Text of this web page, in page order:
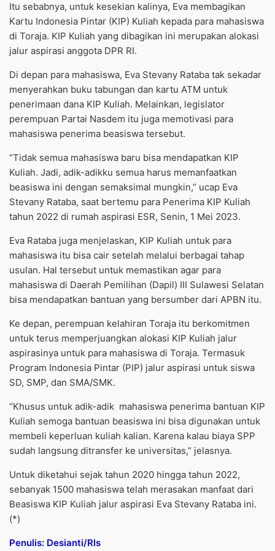
Itu sebabnya, untuk kesekian kalinya, Eva membagikan
Kartu Indonesia Pintar (KIP) Kuliah kepada para mahasiswa
di Toraja. KIP Kuliah yang dibagikan ini merupakan alokasi
jalur aspirasi anggota DPR RI.
Di depan para mahasiswa, Eva Stevany Rataba tak sekadar
menyerahkan buku tabungan dan kartu ATM untuk
penerimaan dana KIP Kuliah. Melainkan, legislator
perempuan Partai Nasdem itu juga memotivasi para
mahasiswa penerima beasiswa tersebut.
“Tidak semua mahasiswa baru bisa mendapatkan KIP
Kuliah. Jadi, adik-adikku semua harus memanfaatkan
beasiswa ini dengan semaksimal mungkin,” ucap Eva
Stevany Rataba, saat bertemu para Penerima KIP Kuliah
tahun 2022 di rumah aspirasi ESR, Senin, 1 Mei 2023.
Eva Rataba juga menjelaskan, KIP Kuliah untuk para
mahasiswa itu bisa cair setelah melalui berbagai tahap
usulan. Hal tersebut untuk memastikan agar para
mahasiswa di Daerah Pemilihan (Dapil) III Sulawesi Selatan
bisa mendapatkan bantuan yang bersumber dari APBN itu.
Ke depan, perempuan kelahiran Toraja itu berkomitmen
untuk terus memperjuangkan alokasi KIP Kuliah jalur
aspirasinya untuk para mahasiswa di Toraja. Termasuk
Program Indonesia Pintar (PIP) jalur aspirasi untuk siswa
SD, SMP, dan SMA/SMK.
“Khusus untuk adik-adik mahasiswa penerima bantuan KIP
Kuliah semoga bantuan beasiswa ini bisa digunakan untuk
membeli keperluan kuliah kalian. Karena kalau biaya SPP
sudah langsung ditransfer ke universitas,” jelasnya.
Untuk diketahui sejak tahun 2020 hingga tahun 2022,
sebanyak 1500 mahasiswa telah merasakan manfaat dari
Beasiswa KIP Kuliah jalur aspirasi Eva Stevany Rataba ini.
(*)
Penulis: Desianti/Rls